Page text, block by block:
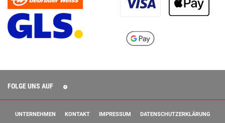
FOLGE UNS AUF
UNTERNEHMEN KONTAKT IMPRESSUM DATENSCHUTZERKLÄRUNG